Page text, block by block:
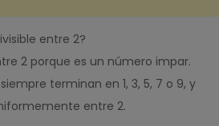
entre 2?
2 porque es un número impar.
terminan en 1, 3, 5, 7 o 9, y
entre 2.